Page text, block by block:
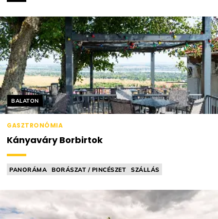
Helyszín címkék:
BALATON
GASZTRONÓMIA
Kányaváry Borbirtok
PANORÁMA BORÁSZAT / PINCÉSZET
SZÁLLÁS